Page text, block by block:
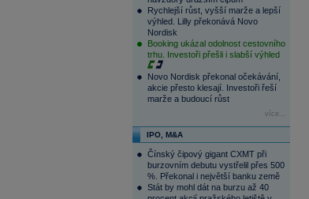
Rychlejší růst, vyšší marže a lepší
výhled. Lilly překonává Novo
Nordisk
Booking ukázal odolnost cestovního
trhu. Investoři přešli i slabší výhled
Novo Nordisk překonal očekávání,
akcie přesto klesají. Investoři řeší
marže a budoucí růst
více...
IPO, M&A
Čínský čipový gigant CXMT při
burzovním debutu vystřelil přes 500
%. Překonal i největší banku země
Stát by mohl dát na burzu až 40